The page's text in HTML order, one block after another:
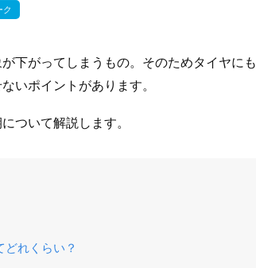
ク
下がってしまうもの。そのためタイヤにも
いポイントがあります。
ついて解説します。
れくらい？